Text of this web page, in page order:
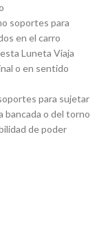
soportes para
en el carro
Luneta Viaja
o en sentido
para sujetar
bancada o del torno
de poder